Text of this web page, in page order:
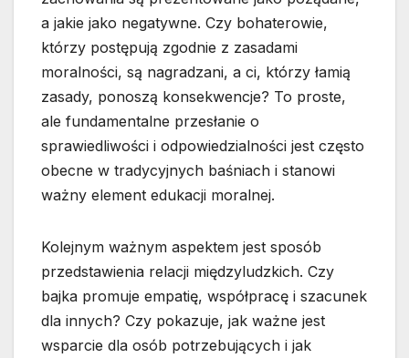
a jakie jako negatywne. Czy bohaterowie,
którzy postępują zgodnie z zasadami
moralności, są nagradzani, a ci, którzy łamią
zasady, ponoszą konsekwencje? To proste,
ale fundamentalne przesłanie o
sprawiedliwości i odpowiedzialności jest często
obecne w tradycyjnych baśniach i stanowi
ważny element edukacji moralnej.
Kolejnym ważnym aspektem jest sposób
przedstawienia relacji międzyludzkich. Czy
bajka promuje empatię, współpracę i szacunek
dla innych? Czy pokazuje, jak ważne jest
wsparcie dla osób potrzebujących i jak